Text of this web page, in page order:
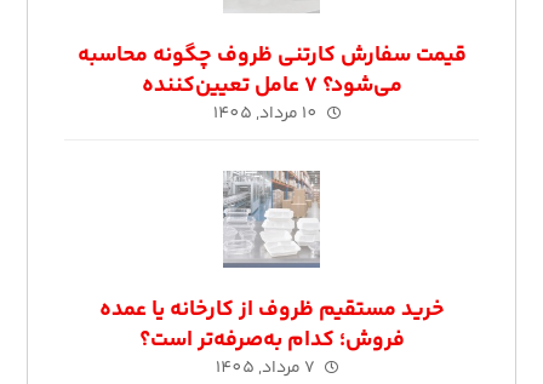
قیمت سفارش کارتنی ظروف چگونه محاسبه
می‌شود؟ ۷ عامل تعیین‌کننده
10 مرداد, 1405
خرید مستقیم ظروف از کارخانه یا عمده‌
فروش؛ کدام به‌صرفه‌تر است؟
7 مرداد, 1405